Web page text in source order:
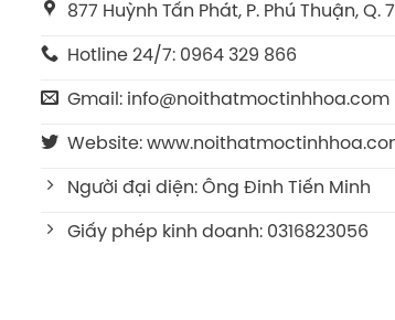
877 Huỳnh Tấn Phát, P. Phú Thuận, Q.
Hotline 24/7: 0964 329 866
Gmail: info@noithatmoctinhhoa.com
Website:
Người đại diện: Ông Đinh Tiến Minh
Giấy phép kinh doanh: 0316823056